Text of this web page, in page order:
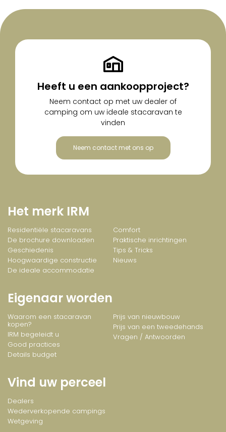
Heeft u een aankoopproject?
Neem contact op met uw dealer of
camping om uw ideale stacaravan te
vinden
Neem contact met ons op
Het merk IRM
Residentiële stacaravans
De brochure downloaden
Geschiedenis
Hoogwaardige constructie
De ideale accommodatie
Comfort
Praktische inrichtingen
Tips & Tricks
Nieuws
Eigenaar worden
Waarom een stacaravan
kopen?
IRM begeleidt u
Good practices
Details budget
Prijs van nieuwbouw
Prijs van een tweedehands
Vragen / Antwoorden
Vind uw perceel
Dealers
Wederverkopende campings
Wetgeving